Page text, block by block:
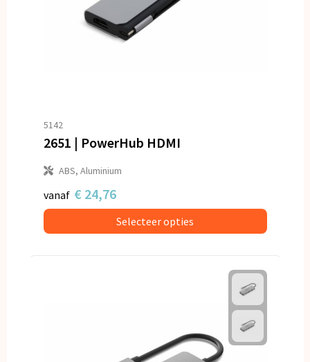
5142
2651 | PowerHub HDMI
ABS, Aluminium
vanaf € 24,76
Selecteer opties